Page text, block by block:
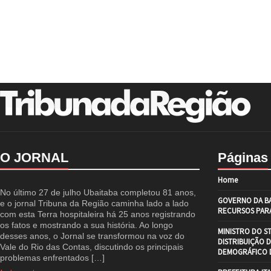
O JORNAL
No último 27 de julho Ubaitaba completou 81 anos,
e o jornal Tribuna da Região caminha lado a lado
com esta Terra hospitaleira há 25 anos registrando
os fatos e mostrando a sua história. Ao longo
desses anos, o Jornal se transformou na voz do
Vale do Rio das Contas, discutindo os principais
problemas enfrentados […]
Páginas
Home
GOVERNO DA
RECURSOS
MINISTRO DO
DISTRIBUIÇÃO
DEMOGRÁFICO